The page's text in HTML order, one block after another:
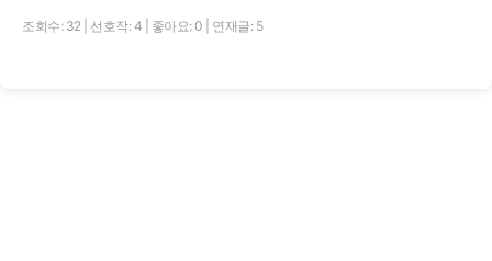
조회수: 32 선호작: 4 좋아요: 0 연재글: 5